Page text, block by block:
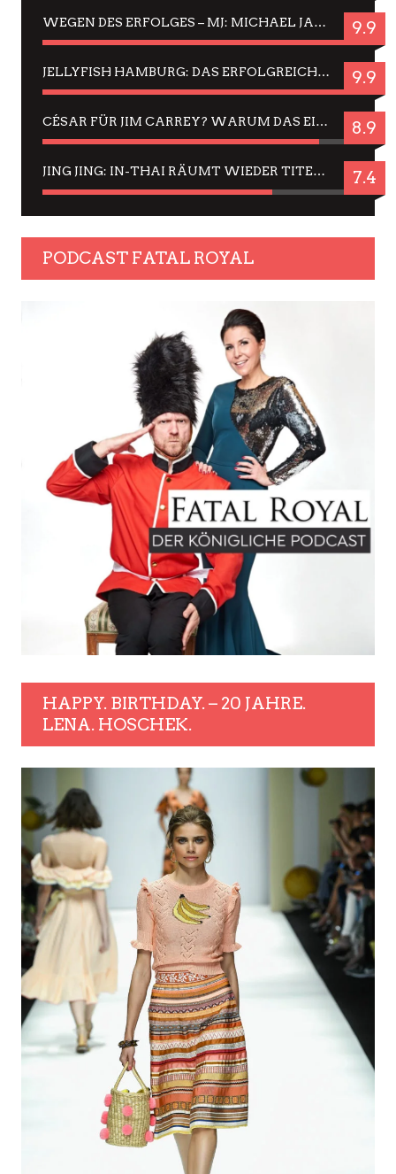
WEGEN DES ERFOLGES – MJ: MICHAEL JACKSON MUSICAL IN EINER MATINEE SEHEN 9.9
JELLYFISH HAMBURG: DAS ERFOLGREICHE SOMMER-MENÜ 2025 IN GEFÜHLEN UND BILDERN 9.9
CÉSAR FÜR JIM CARREY? WARUM DAS EINER DER NERVIGSTEN ACTORS IST UND BLEIBT 8.9
JING JING: IN-THAI RÄUMT WIEDER TITEL AB – EIN ZWEI-STUNDEN-ERLEBNISBERICHT 7.4
PODCAST FATAL ROYAL
HAPPY. BIRTHDAY. – 20 JAHRE.
LENA. HOSCHEK.